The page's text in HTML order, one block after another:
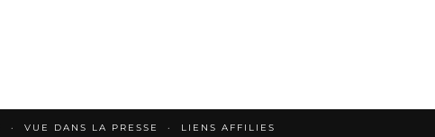
VUE DANS LA PRESSE LIENS AFFILIES